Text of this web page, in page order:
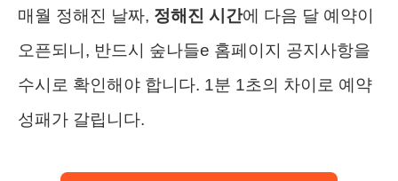
매월 정해진 날짜, 정해진 시간에 다음 달 예약이
오픈되니, 반드시 숲나들e 홈페이지 공지사항을
수시로 확인해야 합니다. 1분 1초의 차이로 예약
성패가 갈립니다.